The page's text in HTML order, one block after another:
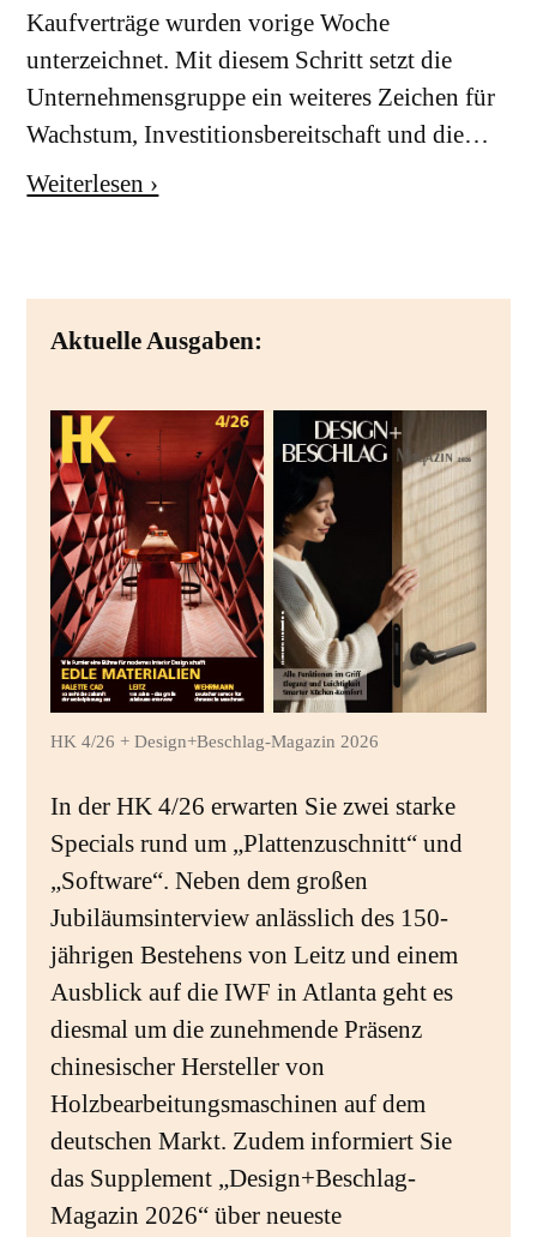
Kaufverträge wurden vorige Woche
unterzeichnet. Mit diesem Schritt setzt die
Unternehmensgruppe ein weiteres Zeichen für
Wachstum, Investitionsbereitschaft und die…
Weiterlesen ›
Aktuelle Ausgaben:
HK 4/26 + Design+Beschlag-Magazin 2026
In der HK 4/26 erwarten Sie zwei starke
Specials rund um „Plattenzuschnitt“ und
„Software“. Neben dem großen
Jubiläumsinterview anlässlich des 150-
jährigen Bestehens von Leitz und einem
Ausblick auf die IWF in Atlanta geht es
diesmal um die zunehmende Präsenz
chinesischer Hersteller von
Holzbearbeitungsmaschinen auf dem
deutschen Markt. Zudem informiert Sie
das Supplement „Design+Beschlag-
Magazin 2026“ über neueste